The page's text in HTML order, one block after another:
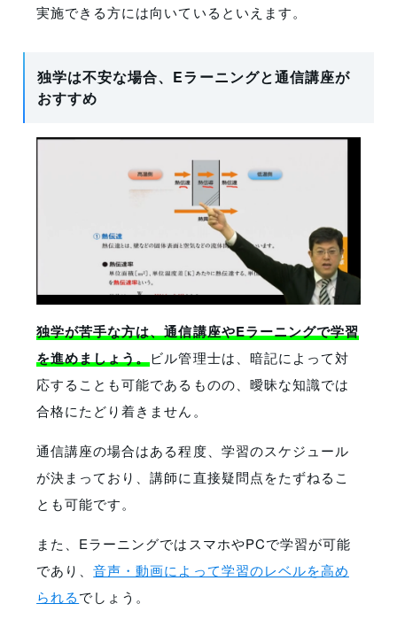
実施できる方には向いているといえます。
独学は不安な場合、Eラーニングと通信講座が
おすすめ
独学が苦手な方は、通信講座やEラーニングで学習
を進めましょう。ビル管理士は、暗記によって対
応することも可能であるものの、曖昧な知識では
合格にたどり着きません。
通信講座の場合はある程度、学習のスケジュール
が決まっており、講師に直接疑問点をたずねるこ
とも可能です。
また、EラーニングではスマホやPCで学習が可能
であり、音声・動画によって学習のレベルを高め
られるでしょう。